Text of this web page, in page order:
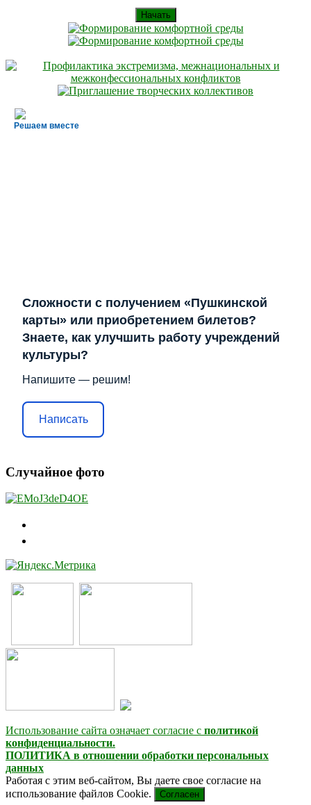
Начать
Решаем вместе
Сложности с получением «Пушкинской
карты» или приобретением билетов?
Знаете, как улучшить работу учреждений
культуры?
Напишите — решим!
Написать
Случайное фото
Использование сайта означает согласие с политикой
конфиденциальности.
ПОЛИТИКА в отношении обработки персональных
данных
Работая с этим веб-сайтом, Вы даете свое согласие на
использование файлов Cookie.
Согласен